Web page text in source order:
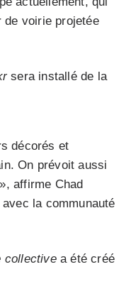
de voirie projetée
sera installé de la
décorés et
On prévoit aussi
affirme Chad
la communauté
collectivea été créé